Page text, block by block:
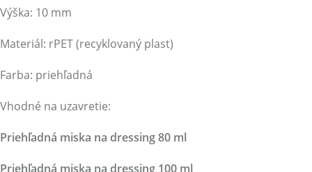
Výška: 10 mm
Materiál: rPET (recyklovaný plast)
Farba: priehľadná
Vhodné na uzavretie:
Priehľadná miska na dressing 80 ml
Priehľadná miska na dressing 100 ml